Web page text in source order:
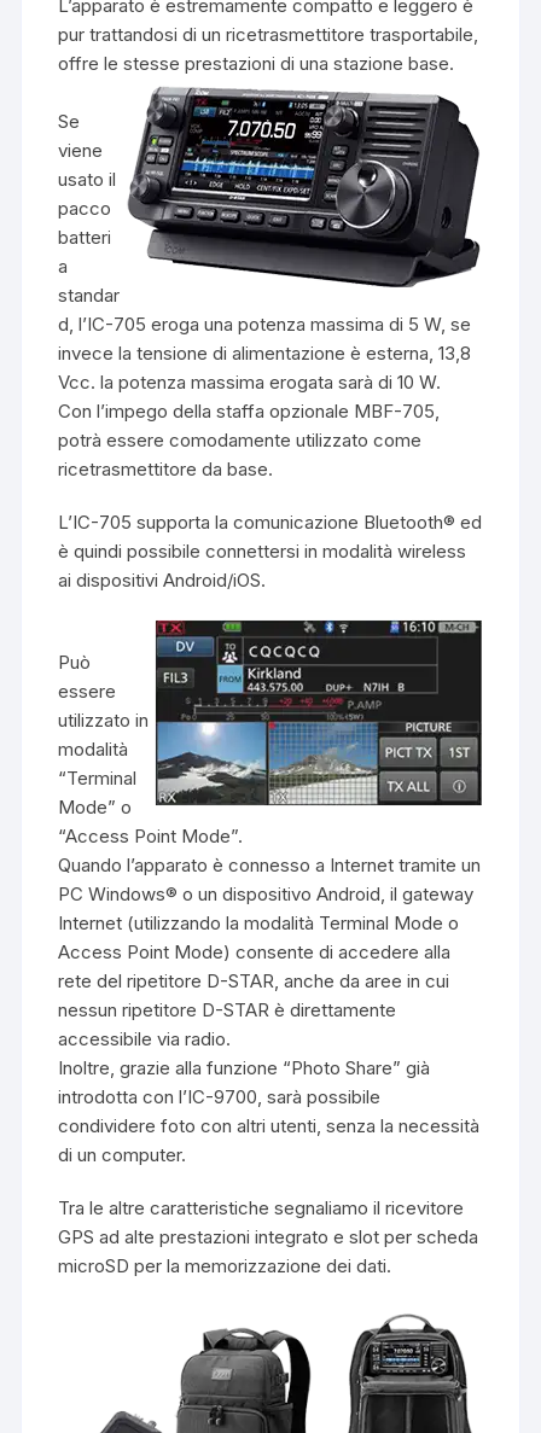
L’apparato è estremamente compatto e leggero è
pur trattandosi di un ricetrasmettitore trasportabile,
offre le stesse prestazioni di una stazione base.
Se
viene
usato il
pacco
batteri
a
standar
d, l’IC-705 eroga una potenza massima di 5 W, se
invece la tensione di alimentazione è esterna, 13,8
Vcc. la potenza massima erogata sarà di 10 W.
Con l’impego della staffa opzionale MBF-705,
potrà essere comodamente utilizzato come
ricetrasmettitore da base.
L’IC-705 supporta la comunicazione Bluetooth® ed
è quindi possibile connettersi in modalità wireless
ai dispositivi Android/iOS.
Può
essere
utilizzato in
modalità
“Terminal
Mode” o
“Access Point Mode”.
Quando l’apparato è connesso a Internet tramite un
PC Windows® o un dispositivo Android, il gateway
Internet (utilizzando la modalità Terminal Mode o
Access Point Mode) consente di accedere alla
rete del ripetitore D-STAR, anche da aree in cui
nessun ripetitore D-STAR è direttamente
accessibile via radio.
Inoltre, grazie alla funzione “Photo Share” già
introdotta con l’IC-9700, sarà possibile
condividere foto con altri utenti, senza la necessità
di un computer.
Tra le altre caratteristiche segnaliamo il ricevitore
GPS ad alte prestazioni integrato e slot per scheda
microSD per la memorizzazione dei dati.